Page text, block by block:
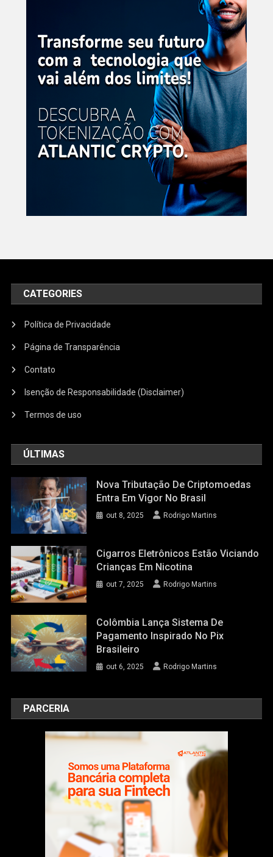
CATEGORIES
Política de Privacidade
Página de Transparência
Contato
Isenção de Responsabilidade (Disclaimer)
Termos de uso
ÚLTIMAS
Nova Tributação De Criptomoedas
Entra Em Vigor No Brasil
out 8, 2025 Rodrigo Martins
Cigarros Eletrônicos Estão Viciando
Crianças Em Nicotina
out 7, 2025 Rodrigo Martins
Colômbia Lança Sistema De
Pagamento Inspirado No Pix
Brasileiro
out 6, 2025 Rodrigo Martins
PARCERIA